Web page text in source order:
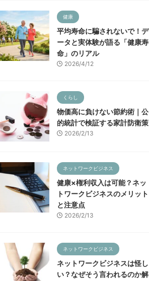
健康
平均寿命に騙されないで！デ
ータと実体験が語る「健康寿
命」のリアル
2026/4/12
くらし
物価高に負けない節約術｜公
的統計で検証する家計防衛策
2026/2/13
ネットワークビジネス
健康×権利収入は可能？ネッ
トワークビジネスのメリット
と注意点
2026/2/13
ネットワークビジネス
ネットワークビジネスは怪し
い？なぜそう言われるのか解